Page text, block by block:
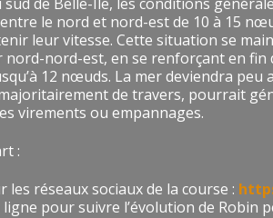
le nord et nord-est de 10 à 15
leur vitesse. Cette situation se
nord-est, en se renforçant en fin
12 nœuds. La mer deviendra
de travers, pourrait
virements ou empannages.
:
les réseaux sociaux de la course :
pour suivre l’évolution de Robin